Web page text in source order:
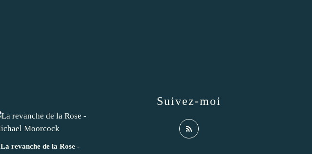
La revanche de la Rose -
Suivez-moi